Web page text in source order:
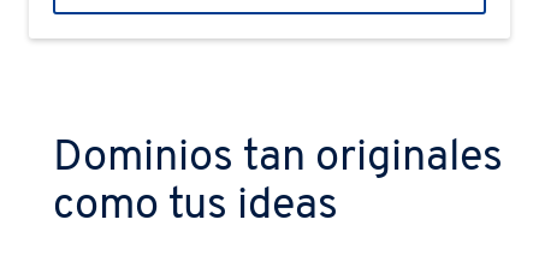
Dominios tan originales
como tus ideas